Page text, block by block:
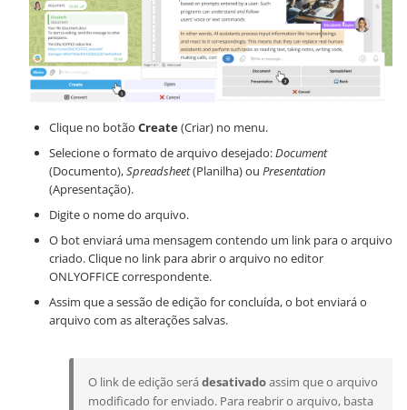
Clique no botão Create(Criar) no menu.
Selecione o formato de arquivo desejado:Document
(Documento),Spreadsheet(Planilha) ou Presentation
(Apresentação).
Digite o nome do arquivo.
O bot enviará uma mensagem contendo um link para o arquivo
criado. Clique no link para abrir o arquivo no editor
ONLYOFFICE correspondente.
Assim que a sessão de edição for concluída, o bot enviará o
arquivo com as alterações salvas.
O link de edição será desativadoassim que o arquivo
modificado for enviado. Para reabrir o arquivo, basta